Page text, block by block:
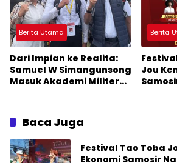
Berita Utama
Dari Impian ke Realita:
Samuel W Simangunsong
Masuk Akademi Militer
Berita
Jou
Baca Juga
Festival Tao Toba
Ekonomi Samosir